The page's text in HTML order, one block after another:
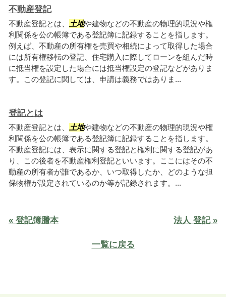
不動産登記
不動産登記とは、 土地や建物などの不動産の物理的現況や権
利関係を公の帳簿である登記簿に記録することを指します。
例えば、不動産の所有権を売買や相続によって取得した場合
には所有権移転の登記、住宅購入に際してローンを組んだ時
に抵当権を設定した場合には抵当権設定の登記などがありま
す。この登記に関しては、申請は義務ではありま...
登記とは
不動産登記とは、 土地や建物などの不動産の物理的現況や権
利関係を公の帳簿である登記簿に記録することを指します。
不動産登記には、表示に関する登記と権利に関する登記があ
り、この後者を不動産権利登記といいます。ここにはその不
動産の所有者が誰であるか、いつ取得したか、どのような担
保物権が設定されているのか等が記録されます。...
« 登記簿謄本 法人 登記 »
一覧に戻る